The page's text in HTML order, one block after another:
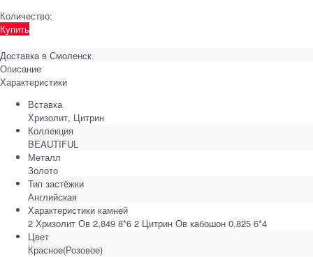
Количество:
Купить
Доставка в Смоленск
Описание
Характеристики
Вставка
Хризолит, Цитрин
Коллекция
BEAUTIFUL
Металл
Золото
Тип застёжки
Английская
Характеристики камней
2 Хризолит Ов 2,849 8*6 2 Цитрин Ов кабошон 0,825 6*4
Цвет
Красное(Розовое)